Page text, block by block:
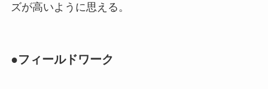
ズが高いように思える。
●フィールドワーク